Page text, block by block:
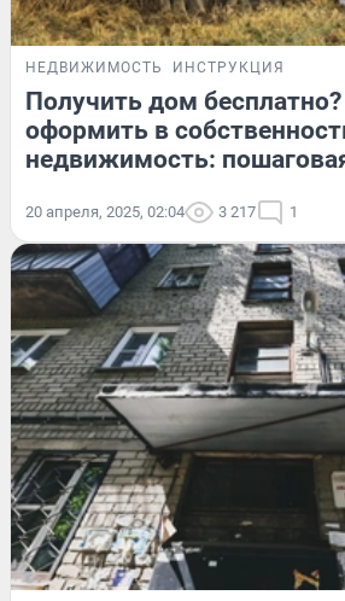
НЕДВИЖИМОСТЬ ИНСТРУКЦИЯ
Получить дом
оформить в
недвижимость:
20 апреля, 2025, 02:04 3 217 1